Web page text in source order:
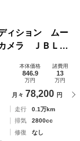
ィション ムー
メラ ＪＢＬサ
ト革シート 前
リアゲート 丸
本体価格
846.9
万円
諸費用
13
万円
月々 78,200 円
走行
0.1万km
排気
2800cc
修復
なし